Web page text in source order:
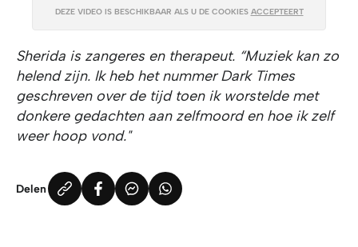
TIPS VAN SHERIDA
DEZE VIDEO IS BESCHIKBAAR ALS U DE COOKIES ACCEPTEERT
Sherida is zangeres en therapeut. “Muziek kan zo
helend zijn. Ik heb het nummer Dark Times
geschreven over de tijd toen ik worstelde met
donkere gedachten aan zelfmoord en hoe ik zelf
weer hoop vond."
Delen